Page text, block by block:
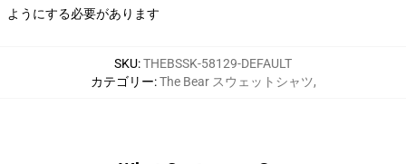
ようにする必要があります
SKU:THEBSSK-58129-DEFAULT
カテゴリー:The Bear スウェットシャツ,